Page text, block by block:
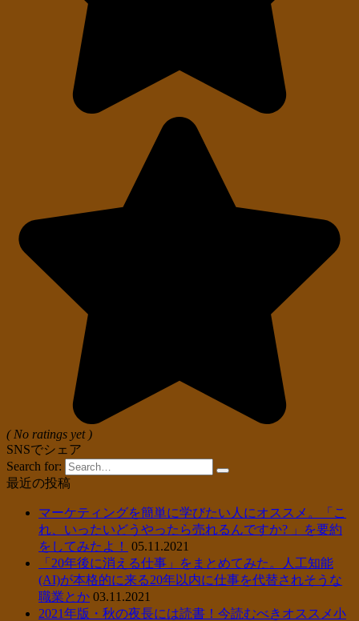
( No ratings yet )
SNSでシェア
Search for:
最近の投稿
マーケティングを簡単に学びたい人にオススメ。「こ
れ、いったいどうやったら売れるんですか? 」を要約
をしてみたよ！
05.11.2021
「20年後に消える仕事」をまとめてみた。人工知能
(AI)が本格的に来る20年以内に仕事を代替されそうな
職業とか 03.11.2021
2021年版・秋の夜長には読書！今読むべきオススメ小